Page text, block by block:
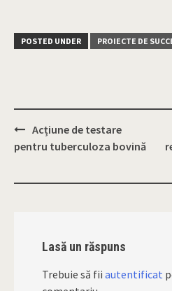
POSTED UNDER PROIECTE DE
Post
Acțiune de testare
pentru tuberculoza bovină
Lasă un răspuns
Trebuie să fii autentificat